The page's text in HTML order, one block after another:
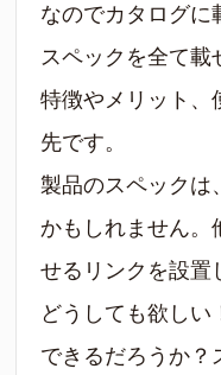
なのでカタログに
スペックを全て
特徴やメリット、
先です。
製品のスペックは
かもしれません。
せるリンクを設置
どうしても欲し
できるだろうか？